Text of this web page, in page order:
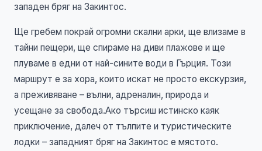
западен бряг на Закинтос.
Ще гребем покрай огромни скални арки, ще влизаме в
тайни пещери, ще спираме на диви плажове и ще
плуваме в едни от най-сините води в Гърция. Този
маршрут е за хора, които искат не просто екскурзия,
а преживяване – вълни, адреналин, природа и
усещане за свобода.Ако търсиш истинско каяк
приключение, далеч от тълпите и туристическите
лодки – западният бряг на Закинтос е мястото.